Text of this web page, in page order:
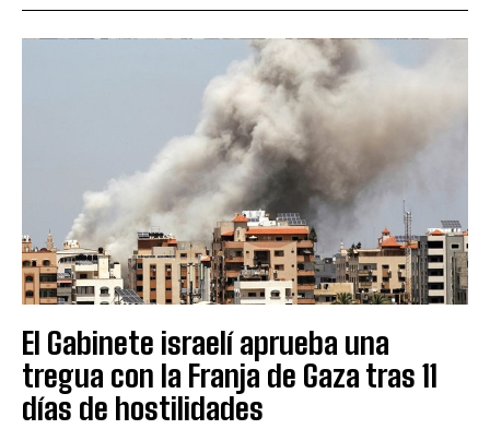
El Gabinete israelí aprueba una
tregua con la Franja de Gaza tras 11
días de hostilidades